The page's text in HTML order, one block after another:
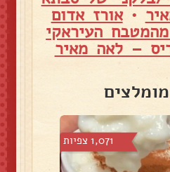
•אורז אדום
מהמטבח העיראקי
– לאה מאיר
1,071 צפיות